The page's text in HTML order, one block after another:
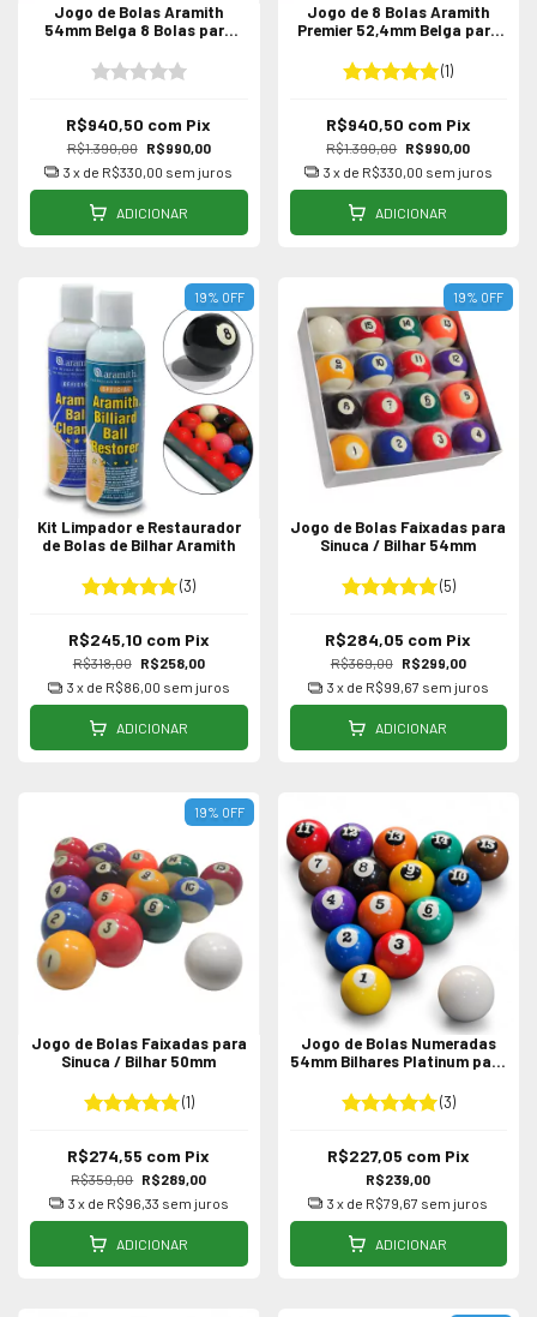
Jogo de Bolas Aramith
54mm Belga 8 Bolas para
R$1.390,00 R$990,00
R$940,50 com Pix
3 x de R$330,00 sem juros
ADICIONAR
Jogo de 8 Bolas Aramith
Premier 52,4mm Belga para
(1)
R$1.390,00 R$990,00
R$940,50 com Pix
3 x de R$330,00 sem juros
ADICIONAR
19% OFF
Kit Limpador e Restaurador
de Bolas de Bilhar Aramith
(3)
R$318,00 R$258,00
R$245,10 com Pix
3 x de R$86,00 sem juros
ADICIONAR
19% OFF
Jogo de Bolas Faixadas para
Sinuca / Bilhar 54mm
(5)
R$369,00 R$299,00
R$284,05 com Pix
3 x de R$99,67 sem juros
ADICIONAR
19% OFF
Jogo de Bolas Faixadas para
Sinuca / Bilhar 50mm
(1)
R$359,00 R$289,00
R$274,55 com Pix
3 x de R$96,33 sem juros
ADICIONAR
Jogo de Bolas Numeradas
54mm Bilhares Platinum para
(3)
R$239,00
R$227,05 com Pix
3 x de R$79,67 sem juros
ADICIONAR